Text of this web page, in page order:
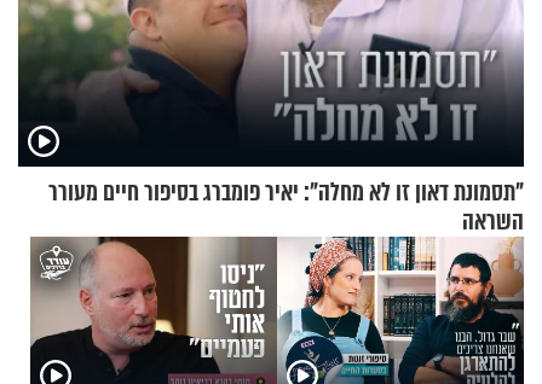
"תסמונת דאון זו לא מחלה": יאיר פומברג בסיפור חיים מעורר
השראה